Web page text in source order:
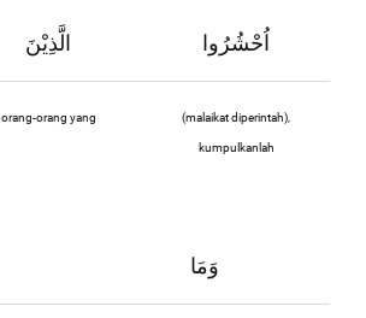
الَّذِيْنَ اُحْشُرُوا
orang-orang yang (malaikat diperintah),
kumpulkanlah
وَمَا